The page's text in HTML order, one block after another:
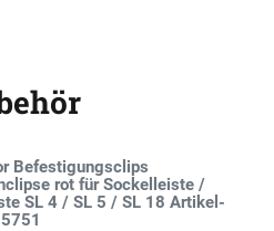
Befestigungsclips
rot für Sockelleiste /
SL 4 / SL 5 / SL 18 Artikel-